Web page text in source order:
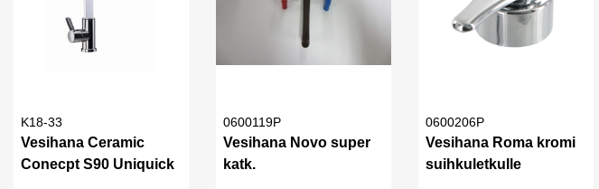
K18-33
Vesihana Ceramic
Conecpt S90 Uniquick
0600119P
Vesihana Novo super
katk.
0600206P
Vesihana Roma kromi
suihkuletkulle